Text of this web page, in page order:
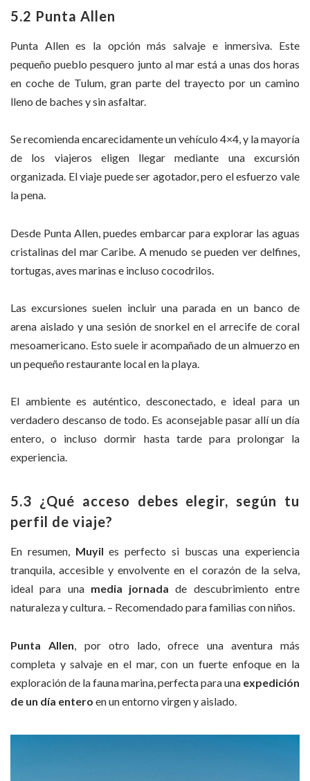
5.2 Punta Allen
Punta Allen es la opción más salvaje e inmersiva. Este
pequeño pueblo pesquero junto al mar está a unas dos horas
en coche de Tulum, gran parte del trayecto por un camino
lleno de baches y sin asfaltar.
Se recomienda encarecidamente un vehículo 4×4, y la mayoría
de los viajeros eligen llegar mediante una excursión
organizada. El viaje puede ser agotador, pero el esfuerzo vale
la pena.
Desde Punta Allen, puedes embarcar para explorar las aguas
cristalinas del mar Caribe. A menudo se pueden ver delfines,
tortugas, aves marinas e incluso cocodrilos.
Las excursiones suelen incluir una parada en un banco de
arena aislado y una sesión de snorkel en el arrecife de coral
mesoamericano. Esto suele ir acompañado de un almuerzo en
un pequeño restaurante local en la playa.
El ambiente es auténtico, desconectado, e ideal para un
verdadero descanso de todo. Es aconsejable pasar allí un día
entero, o incluso dormir hasta tarde para prolongar la
experiencia.
5.3 ¿Qué acceso debes elegir, según tu
perfil de viaje?
En resumen,Muyil es perfecto si buscas una experiencia
tranquila, accesible y envolvente en el corazón de la selva,
ideal para una media jornada de descubrimiento entre
naturaleza y cultura. – Recomendado para familias con niños.
Punta Allen , por otro lado, ofrece una aventura más
completa y salvaje en el mar, con un fuerte enfoque en la
exploración de la fauna marina, perfecta para una expedición
de un día entero en un entorno virgen y aislado.